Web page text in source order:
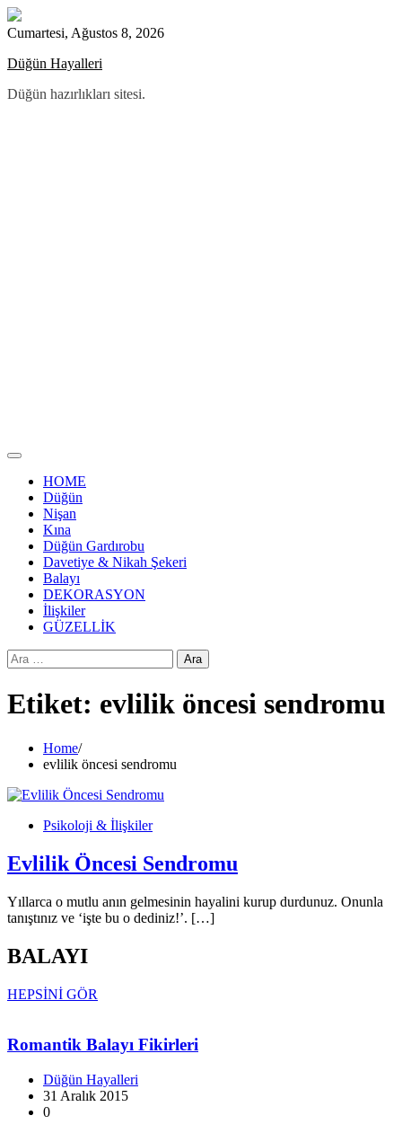
Skip
to
Cumartesi, Ağustos 8, 2026
Düğün Hayalleri
Düğün hazırlıkları sitesi.
HOME
Düğün
Nişan
Kına
Düğün Gardırobu
Davetiye & Nikah Şekeri
Balayı
DEKORASYON
İlişkiler
GÜZELLİK
Arama:
Etiket: evlilik öncesi sendromu
Home
evlilik öncesi sendromu
Psikoloji & İlişkiler
Evlilik Öncesi Sendromu
Yıllarca o mutlu anın gelmesinin hayalini kurup durdunuz. Onunla
tanıştınız ve ‘işte bu o dediniz!’. […]
BALAYI
HEPSİNİ GÖR
Romantik Balayı Fikirleri
Düğün Hayalleri
31 Aralık 2015
0